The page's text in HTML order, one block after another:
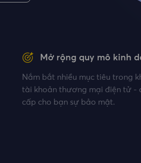
Mở rộng quy mô kinh
Nắm bắt nhiều mục tiêu trong
tài khoản thương mại điện tử -
cấp cho bạn sự bảo mật.